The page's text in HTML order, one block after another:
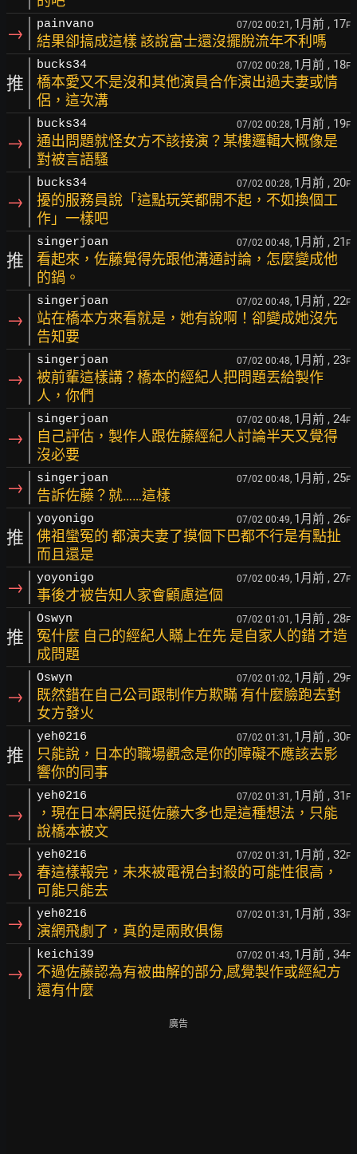
→ painvano 07/02 00:21, 1月前 , 17F
結果卻搞成這樣 該說富士還沒擺脫流年不利嗎
推
bucks34 07/02 00:28, 1月前 , 18F
橋本愛又不是沒和其他演員合作演出過夫妻或情
侶，這次溝
→
bucks34 07/02 00:28, 1月前 , 19F
通出問題就怪女方不該接演？某樓邏輯大概像是
對被言語騷
→
bucks34 07/02 00:28, 1月前 , 20F
擾的服務員說「這點玩笑都開不起，不如換個工
作」一樣吧
推
singerjoan 07/02 00:48, 1月前 , 21 F
看起來，佐藤覺得先跟他溝通討論，怎麼變成他
的鍋。
→
singerjoan 07/02 00:48, 1月前 , 22F
站在橋本方來看就是，她有說啊！卻變成她沒先
告知要
→
singerjoan 07/02 00:48, 1月前 , 23F
被前輩這樣講？橋本的經紀人把問題丟給製作
人，你們
→
singerjoan 07/02 00:48, 1月前 , 24F
自己評估，製作人跟佐藤經紀人討論半天又覺得
沒必要
→ singerjoan 07/02 00:48, 1月前 , 25F
告訴佐藤？就……這樣
推
yoyonigo 07/02 00:49, 1月前 , 26F
佛祖蠻冤的 都演夫妻了摸個下巴都不行是有點扯
而且還是
→ yoyonigo 07/02 00:49, 1月前 , 27F
事後才被告知人家會顧慮這個
推
Oswyn 07/02 01:01, 1月前 , 28F
冤什麼 自己的經紀人瞞上在先 是自家人的錯 才造
成問題
→
Oswyn 07/02 01:02, 1月前 , 29F
既然錯在自己公司跟制作方欺瞞 有什麼臉跑去對
女方發火
推
yeh0216 07/02 01:31, 1月前 , 30F
只能說，日本的職場觀念是你的障礙不應該去影
響你的同事
→
yeh0216 07/02 01:31, 1月前 , 31 F
，現在日本網民挺佐藤大多也是這種想法，只能
說橋本被文
→
yeh0216 07/02 01:31, 1月前 , 32F
春這樣報完，未來被電視台封殺的可能性很高，
可能只能去
→ yeh0216 07/02 01:31, 1月前 , 33F
演網飛劇了，真的是兩敗俱傷
→
keichi39 07/02 01:43, 1月前 , 34F
不過佐藤認為有被曲解的部分,感覺製作或經紀方
還有什麼
廣告